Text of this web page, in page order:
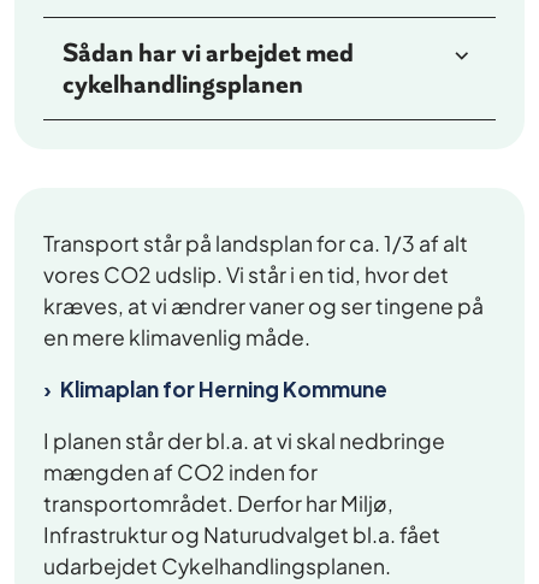
Sådan har vi arbejdet med
cykelhandlingsplanen
Transport står på landsplan for ca. 1/3 af alt
vores CO2 udslip. Vi står i en tid, hvor det
kræves, at vi ændrer vaner og ser tingene på
en mere klimavenlig måde.
Klimaplan for Herning Kommune
I planen står der bl.a. at vi skal nedbringe
mængden af CO2 inden for
transportområdet. Derfor har Miljø,
Infrastruktur og Naturudvalget bl.a. fået
udarbejdet Cykelhandlingsplanen.